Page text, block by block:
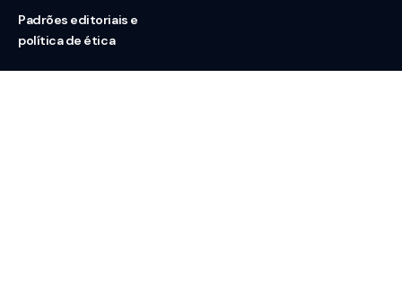
Padrões editoriais e
política de ética